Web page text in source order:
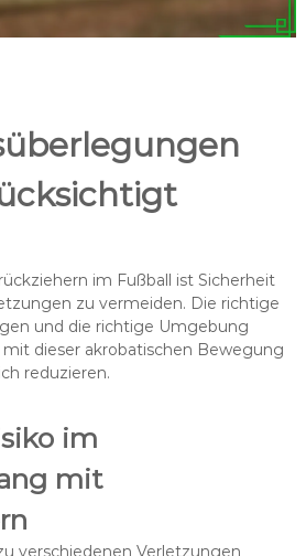
im Fußball ist Sicherheit
zu vermeiden. Die richtige
und die richtige Umgebung
mit dieser akrobatischen Bewegung
reduzieren.
im
mit
verschiedenen Verletzungen